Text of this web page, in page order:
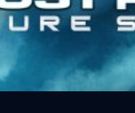
พ และปรับปรุงตัว
Wildlands วาง
พลตฟอร์ม